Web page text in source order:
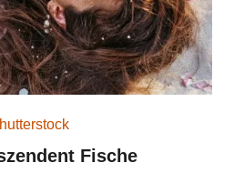
Fische